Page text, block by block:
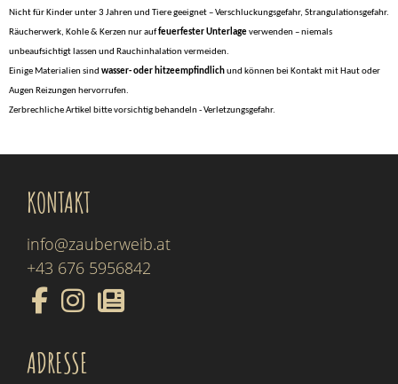
Nicht für Kinder unter 3 Jahren und Tiere geeignet – Verschluckungsgefahr, Strangulationsgefahr.
Räucherwerk, Kohle & Kerzen nur auffeuerfester Unterlageverwenden – niemals
unbeaufsichtigt lassen und Rauchinhalation vermeiden.
Einige Materialien sind wasser- oder hitzeempfindlichund können bei Kontakt mit Haut oder
Augen Reizungen hervorrufen.
Zerbrechliche Artikel bitte vorsichtig behandeln - Verletzungsgefahr.
KONTAKT
info@zauberweib.at
+43 676 5956842
ADRESSE